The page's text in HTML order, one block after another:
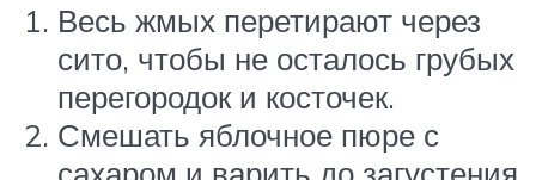
Весь жмых перетирают через
сито, чтобы не осталось грубых
перегородок и косточек.
Смешать яблочное пюре с